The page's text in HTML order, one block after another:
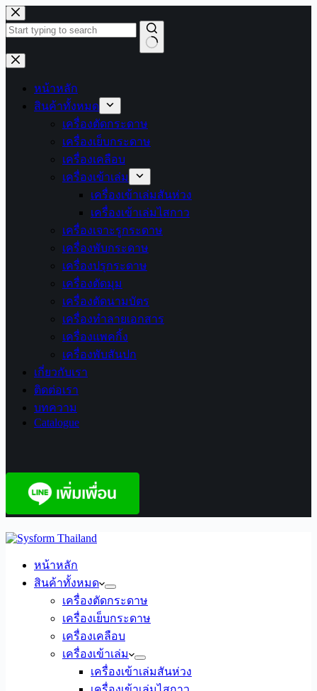
Skip
to
content
No
results
หน้าหลัก
สินค้าทั้งหมด
เครื่องตัดกระดาษ
เครื่องเย็บกระดาษ
เครื่องเคลือบ
เครื่องเข้าเล่ม
เครื่องเข้าเล่มสันห่วง
เครื่องเข้าเล่มไสกาว
เครื่องเจาะรูกระดาษ
เครื่องพับกระดาษ
เครื่องปรุกระดาษ
เครื่องตัดมุม
เครื่องตัดนามบัตร
เครื่องทำลายเอกสาร
เครื่องแพคกิ้ง
เครื่องพับสันปก
เกี่ยวกับเรา
ติดต่อเรา
บทความ
Catalogue
หน้าหลัก
สินค้าทั้งหมด
เครื่องตัดกระดาษ
เครื่องเย็บกระดาษ
เครื่องเคลือบ
เครื่องเข้าเล่ม
เครื่องเข้าเล่มสันห่วง